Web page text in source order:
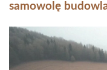
samowolę